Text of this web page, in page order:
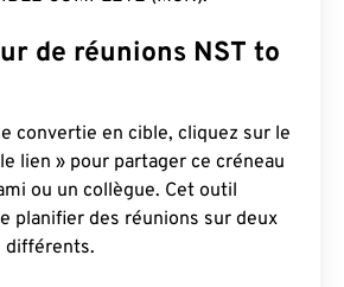
de réunions NST to
convertie en cible, cliquez sur le
lien » pour partager ce créneau
ou un collègue. Cet outil
planifier des réunions sur deux
différents.